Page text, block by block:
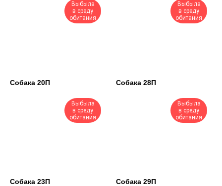
Выбыла
в среду
обитания
Собака 20П
Выбыла
в среду
обитания
Собака 28П
Выбыла
в среду
обитания
Собака 23П
Выбыла
в среду
обитания
Собака 29П